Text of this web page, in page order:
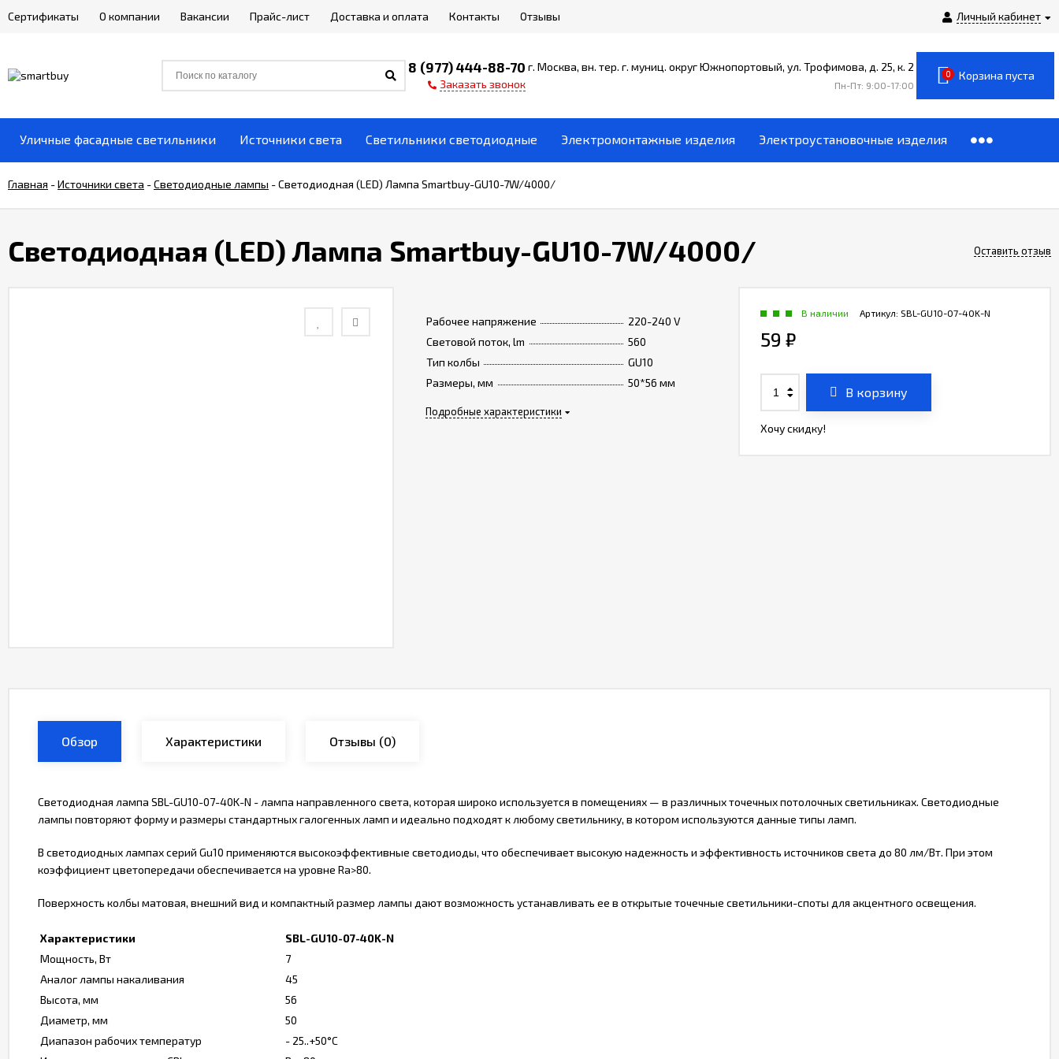
Личный кабинет
Сертификаты О компании Вакансии Прайс-лист Доставка и оплата Контакты Отзывы
8 (977) 444-88-70
Заказать звонок
г. Москва, вн. тер. г. муниц. округ Южнопортовый, ул. Трофимова, д. 25, к. 2
Пн-Пт: 9:00-17:00
0 Корзина пуста
Уличные фасадные светильники Источники света Светильники светодиодные Электромонтажные изделия Электроустановочные изделия
Главная -Источники света -Светодиодные лампы -Светодиодная (LED) Лампа Smartbuy-GU10-7W/4000/
Светодиодная (LED) Лампа Smartbuy-GU10-7W/4000/ Оставить отзыв
Рабочее напряжение
220-240 V
Световой поток, lm
560
Тип колбы
GU10
Размеры, мм
50*56 мм
Подробные характеристики
Артикул: SBL-GU10-07-40K-N
В наличии
59 ₽
В корзину
Хочу скидку!
Обзор Характеристики Отзывы (0)
Светодиодная лампа SBL-GU10-07-40K-N - лампа направленного света, которая широко используется в помещениях — в различных точечных потолочных светильниках. Светодиодные
лампы повторяют форму и размеры стандартных галогенных ламп и идеально подходят к любому светильнику, в котором используются данные типы ламп.
В светодиодных лампах серий Gu10 применяются высокоэффективные светодиоды, что обеспечивает высокую надежность и эффективность источников света до 80 лм/Вт. При этом
коэффициент цветопередачи обеспечивается на уровне Ra>80.
Поверхность колбы матовая, внешний вид и компактный размер лампы дают возможность устанавливать ее в открытые точечные светильники-споты для акцентного освещения.
Характеристики
SBL-GU10-07-40K-N
Мощность, Вт
7
Аналог лампы накаливания
45
Высота, мм
56
Диаметр, мм
50
Диапазон рабочих температур
- 25..+50°C